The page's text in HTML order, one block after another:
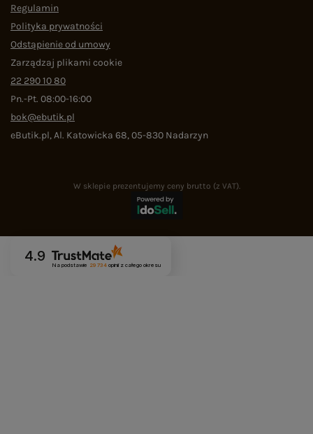
Regulamin
Polityka prywatności
Odstąpienie od umowy
Zarządzaj plikami cookie
22 290 10 80
Pn.-Pt. 08:00-16:00
bok@ebutik.pl
eButik.pl,Al. Katowicka 68,05-830 Nadarzyn
W sklepie prezentujemy ceny brutto (z VAT).
4.9
Na podstawie 29 734opinii z całego okresu